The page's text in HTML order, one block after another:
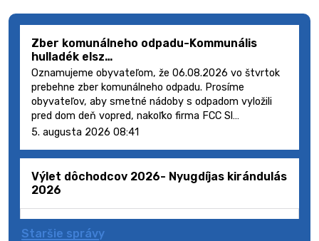
Zber komunálneho odpadu-Kommunális
hulladék elsz…
Oznamujeme obyvateľom, že 06.08.2026 vo štvrtok
prebehne zber komunálneho odpadu. Prosíme
obyvateľov, aby smetné nádoby s odpadom vyložili
pred dom deň vopred, nakoľko firma FCC Sl…
5. augusta 2026 08:41
Výlet dôchodcov 2026- Nyugdíjas kirándulás
2026
Staršie správy